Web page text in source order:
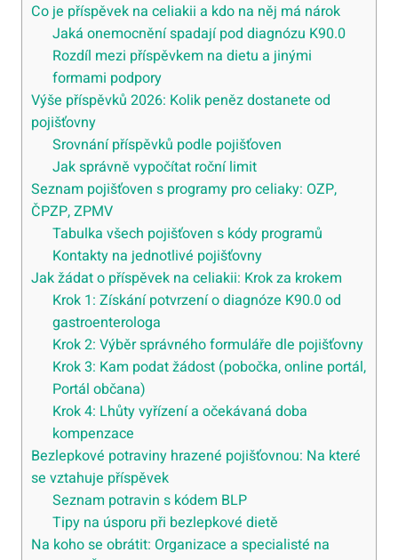
Co je příspěvek na celiakii a kdo na něj má nárok
Jaká onemocnění spadají pod diagnózu K90.0
Rozdíl mezi příspěvkem na dietu a jinými
formami podpory
Výše příspěvků 2026: Kolik peněz dostanete od
pojišťovny
Srovnání příspěvků podle pojišťoven
Jak správně vypočítat roční limit
Seznam pojišťoven s programy pro celiaky: OZP,
ČPZP, ZPMV
Tabulka všech pojišťoven s kódy programů
Kontakty na jednotlivé pojišťovny
Jak žádat o příspěvek na celiakii: Krok za krokem
Krok 1: Získání potvrzení o diagnóze K90.0 od
gastroenterologa
Krok 2: Výběr správného formuláře dle pojišťovny
Krok 3: Kam podat žádost (pobočka, online portál,
Portál občana)
Krok 4: Lhůty vyřízení a očekávaná doba
kompenzace
Bezlepkové potraviny hrazené pojišťovnou: Na které
se vztahuje příspěvek
Seznam potravin s kódem BLP
Tipy na úsporu při bezlepkové dietě
Na koho se obrátit: Organizace a specialisté na